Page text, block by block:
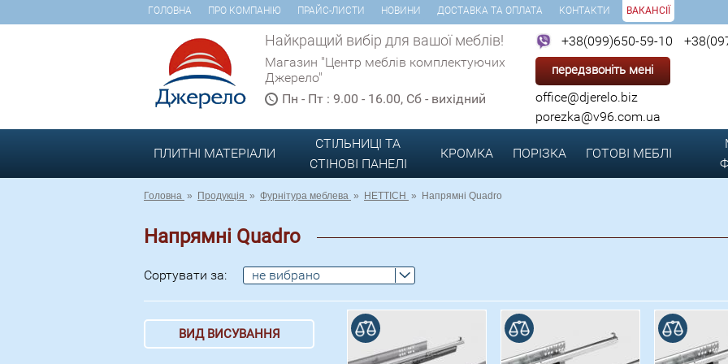
ГОЛОВНА ПРО КОМПАНІЮ ПРАЙС-ЛИСТИ НОВИНИ ДОСТАВКА ТА ОПЛАТА КОНТАКТИ ВАКАНСІЇ
Найкращий вибір для вашої меблів!
Магазин "Центр меблів комплектуючих
Джерело"
Пн - Пт : 9.00 - 16.00, Сб - вихідний
+38(099)650-59-10
передзвоніть мені
office@djerelo.biz
porezka@v96.com.ua
ПЛИТНІ МАТЕРІАЛИ
СТІЛЬНИЦІ ТА
СТІНОВІ ПАНЕЛІ
КРОМКА ПОРІЗКА ГОТОВІ МЕБЛІ
Головна » Продукція » Фурнітура меблева » HETTICH » Напрямні Quadro
Напрямні Quadro
Сортувати за: не вибрано
ВИД ВИСУВАННЯ